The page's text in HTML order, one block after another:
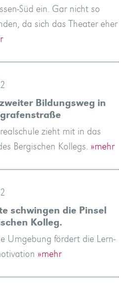
Süd ein. Gar nicht so
da sich das Theater eher
Bildungsweg in
zieht mit in das
Bergischen Kollegs. »mehr
schwingen die Pinsel
Kolleg.
Umgebung fördert die Lern-
»mehr